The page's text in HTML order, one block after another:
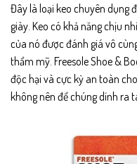
Đây là loại keo chuyên dụng
giày. Keo có khả năng chịu
của nó được đánh giá vô
thẩm mỹ. Freesole Shoe &
độc hại và cực kỳ an toàn
không nên để chúng dính ra